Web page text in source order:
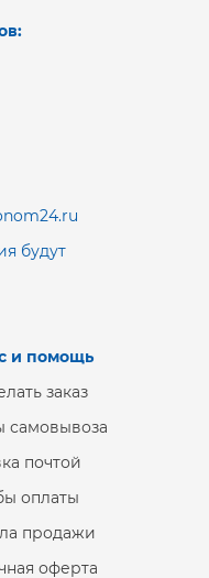
будут
и помощь
заказ
самовывоза
почтой
оплаты
продажи
оферта